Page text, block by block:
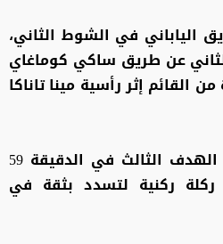
الياباني في الشوط الثاني،
عن طريق ساكي كوماغاي
القائم إثر رأسية مينا تاناكا
ثم عادت ناروميا لتسجل الهدف الثالث في الدقيقة 59
ركلة ركنية لتسدد بثقة في